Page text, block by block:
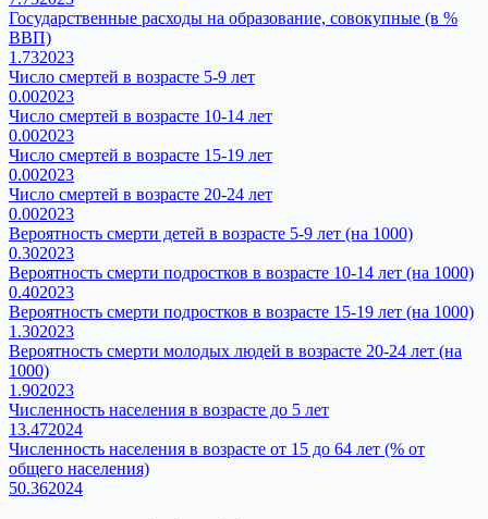
Государственные расходы на образование, совокупные (в %
ВВП)
1.732023
Число смертей в возрасте 5-9 лет
0.002023
Число смертей в возрасте 10-14 лет
0.002023
Число смертей в возрасте 15-19 лет
0.002023
Число смертей в возрасте 20-24 лет
0.002023
Вероятность смерти детей в возрасте 5-9 лет (на 1000)
0.302023
Вероятность смерти подростков в возрасте 10-14 лет (на 1000)
0.402023
Вероятность смерти подростков в возрасте 15-19 лет (на 1000)
1.302023
Вероятность смерти молодых людей в возрасте 20-24 лет (на
1000)
1.902023
Численность населения в возрасте до 5 лет
13.472024
Численность населения в возрасте от 15 до 64 лет (% от
общего населения)
50.362024